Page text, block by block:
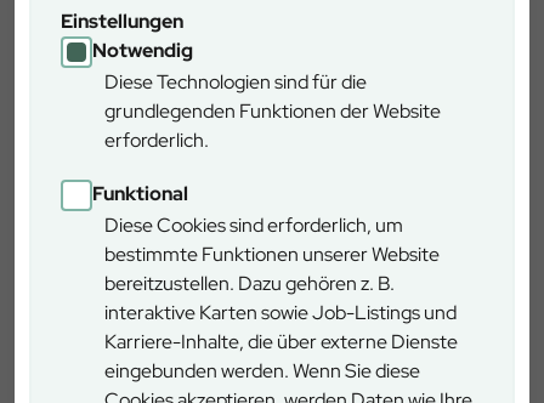
Einstellungen
Notwendig
Diese Technologien sind für die
grundlegenden Funktionen der Website
erforderlich.
Funktional
Diese Cookies sind erforderlich, um
bestimmte Funktionen unserer Website
bereitzustellen. Dazu gehören z. B.
interaktive Karten sowie Job-Listings und
Karriere-Inhalte, die über externe Dienste
eingebunden werden. Wenn Sie diese